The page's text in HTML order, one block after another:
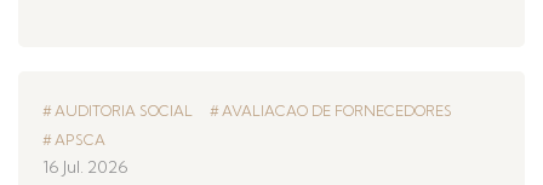
AUDITORIA SOCIAL
AVALIACAO DE FORNECEDORES
APSCA
16 Jul. 2026